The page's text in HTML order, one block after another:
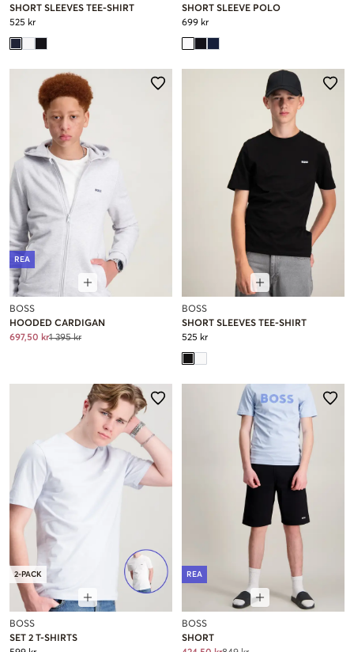
SHORT SLEEVES TEE-SHIRT
525 kr
SHORT SLEEVE POLO
699 kr
REA
BOSS
HOODED CARDIGAN
697,50 kr1 395 kr
BOSS
SHORT SLEEVES TEE-SHIRT
525 kr
2-PACK
BOSS
SET 2 T-SHIRTS
REA
BOSS
SHORT